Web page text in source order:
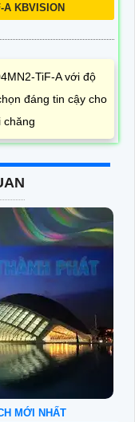
A KBVISION
TiF-A với độ
đáng tin cậy cho
chăng
MỚI NHẤT